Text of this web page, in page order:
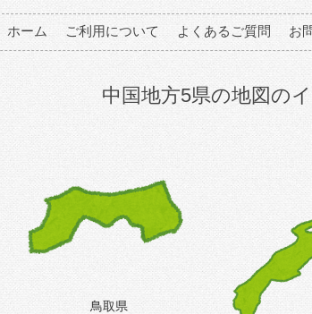
ホーム ご利用について よくあるご質問 お
中国地方5県の地図の
鳥取県